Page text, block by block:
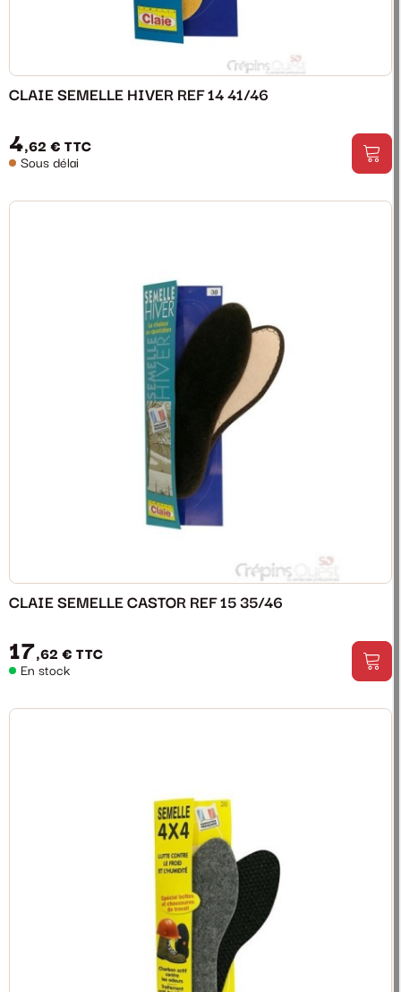
CLAIE SEMELLE HIVER REF 14 41/46
4,62 € TTC
Sous délai
CLAIE SEMELLE CASTOR REF 15 35/46
17,62 € TTC
En stock